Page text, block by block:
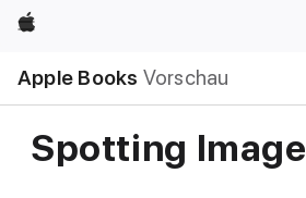
Apple
Apple Books Vorschau
Navigation
Menü
öffnen
Spotting Image